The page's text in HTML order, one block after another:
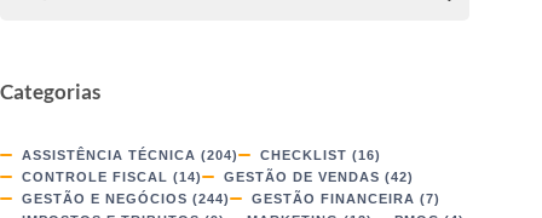
Categorias
ASSISTÊNCIA TÉCNICA (204) CHECKLIST (16)
CONTROLE FISCAL (14) GESTÃO DE VENDAS (42)
GESTÃO E NEGÓCIOS (244) GESTÃO FINANCEIRA (7)